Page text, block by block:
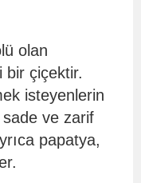
olan
bir çiçektir.
isteyenlerin
sade ve zarif
papatya,